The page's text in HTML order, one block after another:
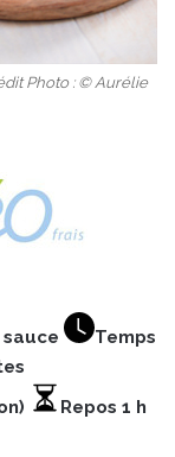
Photo : © Aurélie
Temps
Repos 1 h